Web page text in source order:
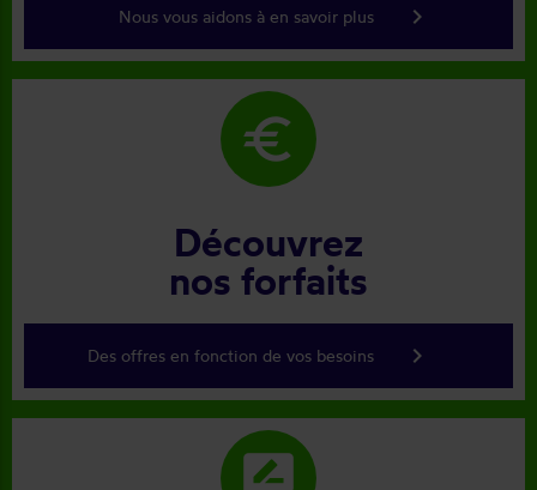
Nous vous aidons à en savoir plus keyboard_arrow_right
euro
Découvrez
nos forfaits
Des offres en fonction de vos besoins keyboard_arrow_right
rate_review